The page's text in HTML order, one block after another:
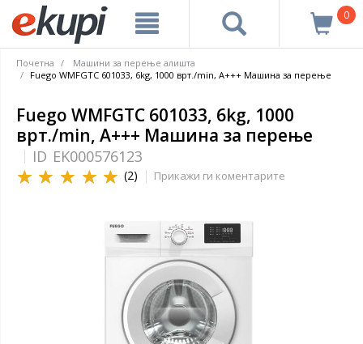
0
Почетна
Машини за перење алишта
Fuego WMFGTC 601033, 6kg, 1000 врт./min, A+++ Машина за перење
Fuego WMFGTC 601033, 6kg, 1000
врт./min, A+++ Машина за перење
ID EK000576123
(2) Прикажи ги коментарите